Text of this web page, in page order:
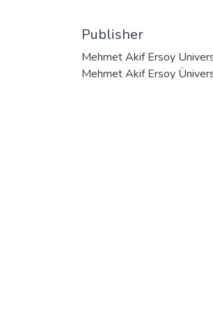
Publisher
Mehmet Akif Ersoy
Mehmet Akif Ersoy